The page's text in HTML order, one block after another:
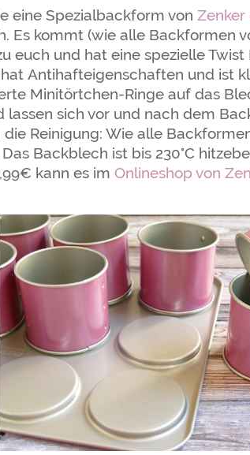
eine Spezialbackform von
Es kommt (wie alle Backformen
euch und hat eine spezielle
Antihafteigenschaften und ist
Minitörtchen-Ringe auf das
lassen sich vor und nach dem
Reinigung: Wie alle
Backblech ist bis 230°C
kann es imOnlineshop von